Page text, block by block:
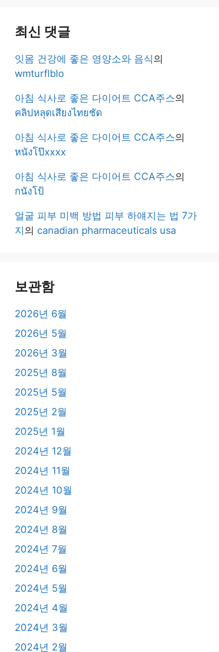
최신 댓글
잇몸 건강에 좋은 영양소와 음식의
wmturflblo
아침 식사로 좋은 다이어트 CCA주스의
คลิปหลุดเสียงไทยชัด
아침 식사로 좋은 다이어트 CCA주스의
หนังโป๊xxxx
아침 식사로 좋은 다이어트 CCA주스의
กนังโป้
얼굴 피부 미백 방법 피부 하얘지는 법 7가
지의 canadian pharmaceuticals usa
보관함
2026년 6월
2026년 5월
2026년 3월
2025년 8월
2025년 5월
2025년 2월
2025년 1월
2024년 12월
2024년 11월
2024년 10월
2024년 9월
2024년 8월
2024년 7월
2024년 6월
2024년 5월
2024년 4월
2024년 3월
2024년 2월